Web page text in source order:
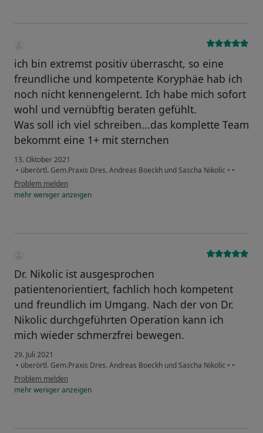
ich bin extremst positiv überrascht, so eine
freundliche und kompetente Koryphäe hab ich
noch nicht kennengelernt. Ich habe mich sofort
wohl und vernübftig beraten gefühlt.
Was soll ich viel schreiben...das komplette Team
bekommt eine 1+ mit sternchen
13. Oktober 2021
• überörtl. Gem.Praxis Dres. Andreas Boeckh und Sascha Nikolic • •
Problem melden
mehrwenigeranzeigen
Dr. Nikolic ist ausgesprochen
patientenorientiert, fachlich hoch kompetent
und freundlich im Umgang. Nach der von Dr.
Nikolic durchgeführten Operation kann ich
mich wieder schmerzfrei bewegen.
29. Juli 2021
• überörtl. Gem.Praxis Dres. Andreas Boeckh und Sascha Nikolic • •
Problem melden
mehrwenigeranzeigen